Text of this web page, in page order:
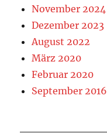
November 2024
Dezember 2023
August 2022
März 2020
Februar 2020
September 2016